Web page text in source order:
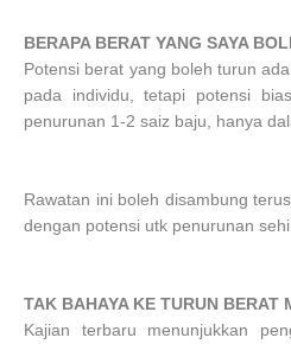
BERAPA BERAT YANG SAYA
Potensi berat yang boleh turun
pada individu, tetapi potensi
penurunan 1-2 saiz baju, hanya
Rawatan ini boleh disambung
dengan potensi utk penurunan
TAK BAHAYA KE TURUN BERAT
Kajian terbaru menunjukkan